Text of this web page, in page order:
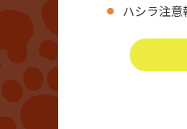
ハシラ注意